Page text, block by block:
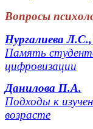
Вопросы
Нургалиева
Память
цифровизации
Данилова П.А.
Подходы к
возрасте